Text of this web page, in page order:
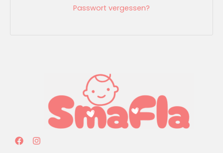
Passwort vergessen?